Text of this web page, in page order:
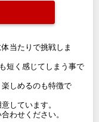
当たりで挑戦しま
短く感じてしまう事で
しめるのも特徴で
しています。
わせください。